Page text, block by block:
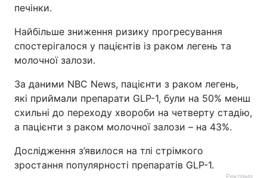
печінки.
Найбільше зниження ризику прогресування
спостерігалося у пацієнтів із раком легень та
молочної залози.
За даними NBC News, пацієнти з раком легень,
які приймали препарати GLP-1, були на 50% менш
схильні до переходу хвороби на четверту стадію,
а пацієнти з раком молочної залози – на 43%.
Дослідження з’явилося на тлі стрімкого
зростання популярності препаратів GLP-1.
Реклама